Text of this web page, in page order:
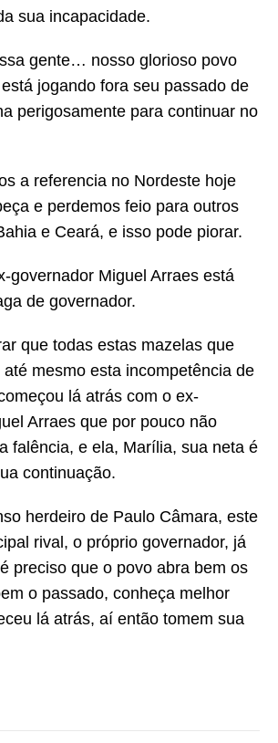
sua incapacidade.
gente… nosso glorioso povo
jogando fora seu passado de
perigosamente para continuar no
a referencia no Nordeste hoje
e perdemos feio para outros
e Ceará, e isso pode piorar.
governador Miguel Arraes está
de governador.
que todas estas mazelas que
mesmo esta incompetência de
lá atrás com o ex-
Arraes que por pouco não
falência, e ela, Marília, sua neta é
continuação.
herdeiro de Paulo Câmara, este
rival, o próprio governador, já
preciso que o povo abra bem os
o passado, conheça melhor
lá atrás, aí então tomem sua